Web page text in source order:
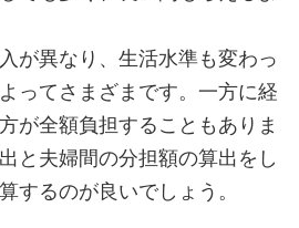
が異なり、生活水準も変わっ
ってさまざまです。一方に経
が全額負担することもありま
と夫婦間の分担額の算出をし
するのが良いでしょう。